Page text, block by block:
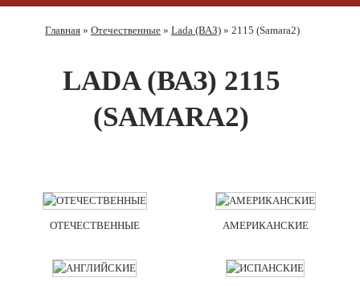
Главная » Отечественные » Lada (ВАЗ) » 2115 (Samara2)
LADA (ВАЗ) 2115
(SAMARA2)
ОТЕЧЕСТВЕННЫЕ АМЕРИКАНСКИЕ